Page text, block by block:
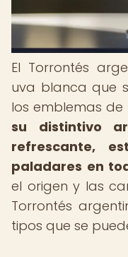
El Torrontés
uva blanca que
los emblemas
su distintivo
refrescante,
paladares en
el origen y las
Torrontés
tipos que se